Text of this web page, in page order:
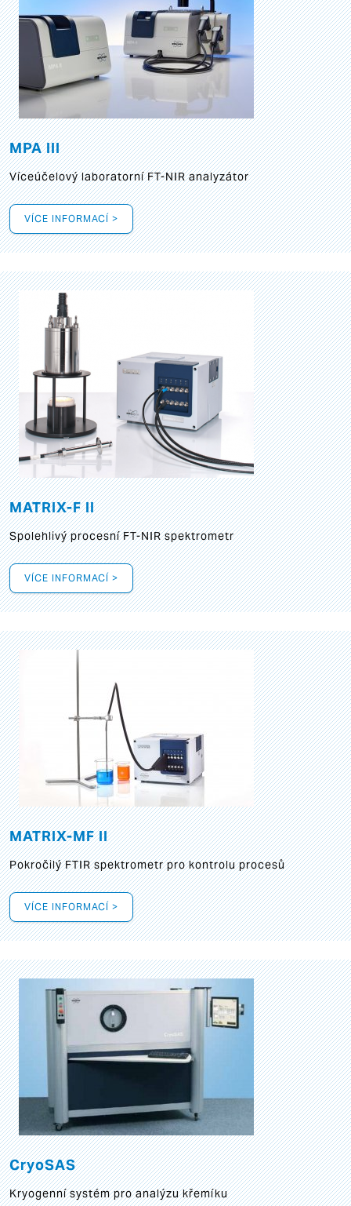
MPA III
Víceúčelový laboratorní FT-NIR analyzátor
VÍCE INFORMACÍ >
MATRIX-F II
Spolehlivý procesní FT-NIR spektrometr
VÍCE INFORMACÍ >
MATRIX-MF II
Pokročilý FTIR spektrometr pro kontrolu procesů
VÍCE INFORMACÍ >
CryoSAS
Kryogenní systém pro analýzu křemíku